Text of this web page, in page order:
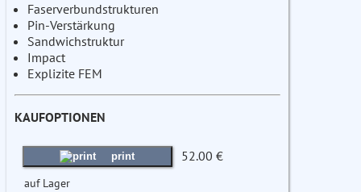
Faserverbundstrukturen
Pin-Verstärkung
Sandwichstruktur
Impact
Explizite FEM
KAUFOPTIONEN
print 52.00 €
auf Lager